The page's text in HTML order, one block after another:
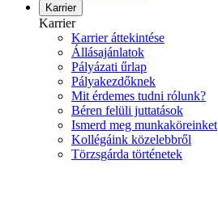
Karrier
Karrier
Karrier áttekintése
Állásajánlatok
Pályázati űrlap
Pályakezdőknek
Mit érdemes tudni rólunk?
Béren felüli juttatások
Ismerd meg munkaköreinket
Kollégáink közelebbről
Törzsgárda történetek